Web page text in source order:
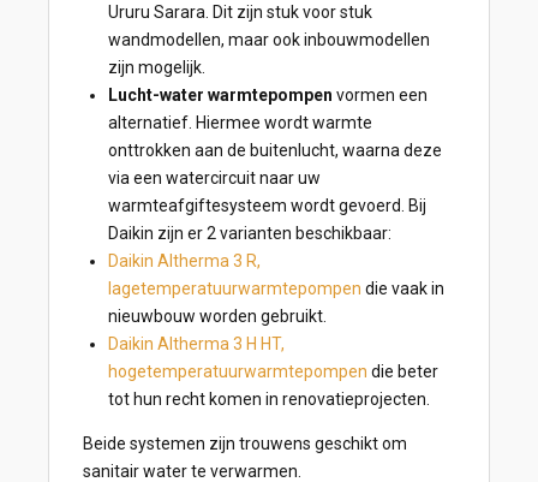
Ururu Sarara. Dit zijn stuk voor stuk
wandmodellen, maar ook inbouwmodellen
zijn mogelijk.
Lucht-water warmtepompen vormen een
alternatief. Hiermee wordt warmte
onttrokken aan de buitenlucht, waarna deze
via een watercircuit naar uw
warmteafgiftesysteem wordt gevoerd. Bij
Daikin zijn er 2 varianten beschikbaar:
Daikin Altherma 3 R,
lagetemperatuurwarmtepompen die vaak in
nieuwbouw worden gebruikt.
Daikin Altherma 3 H HT,
hogetemperatuurwarmtepompen die beter
tot hun recht komen in renovatieprojecten.
Beide systemen zijn trouwens geschikt om
sanitair water te verwarmen.